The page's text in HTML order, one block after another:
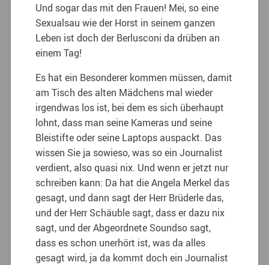
Und sogar das mit den Frauen! Mei, so eine
Sexualsau wie der Horst in seinem ganzen
Leben ist doch der Berlusconi da drüben an
einem Tag!
Es hat ein Besonderer kommen müssen, damit
am Tisch des alten Mädchens mal wieder
irgendwas los ist, bei dem es sich überhaupt
lohnt, dass man seine Kameras und seine
Bleistifte oder seine Laptops auspackt. Das
wissen Sie ja sowieso, was so ein Journalist
verdient, also quasi nix. Und wenn er jetzt nur
schreiben kann: Da hat die Angela Merkel das
gesagt, und dann sagt der Herr Brüderle das,
und der Herr Schäuble sagt, dass er dazu nix
sagt, und der Abgeordnete Soundso sagt,
dass es schon unerhört ist, was da alles
gesagt wird, ja da kommt doch ein Journalist